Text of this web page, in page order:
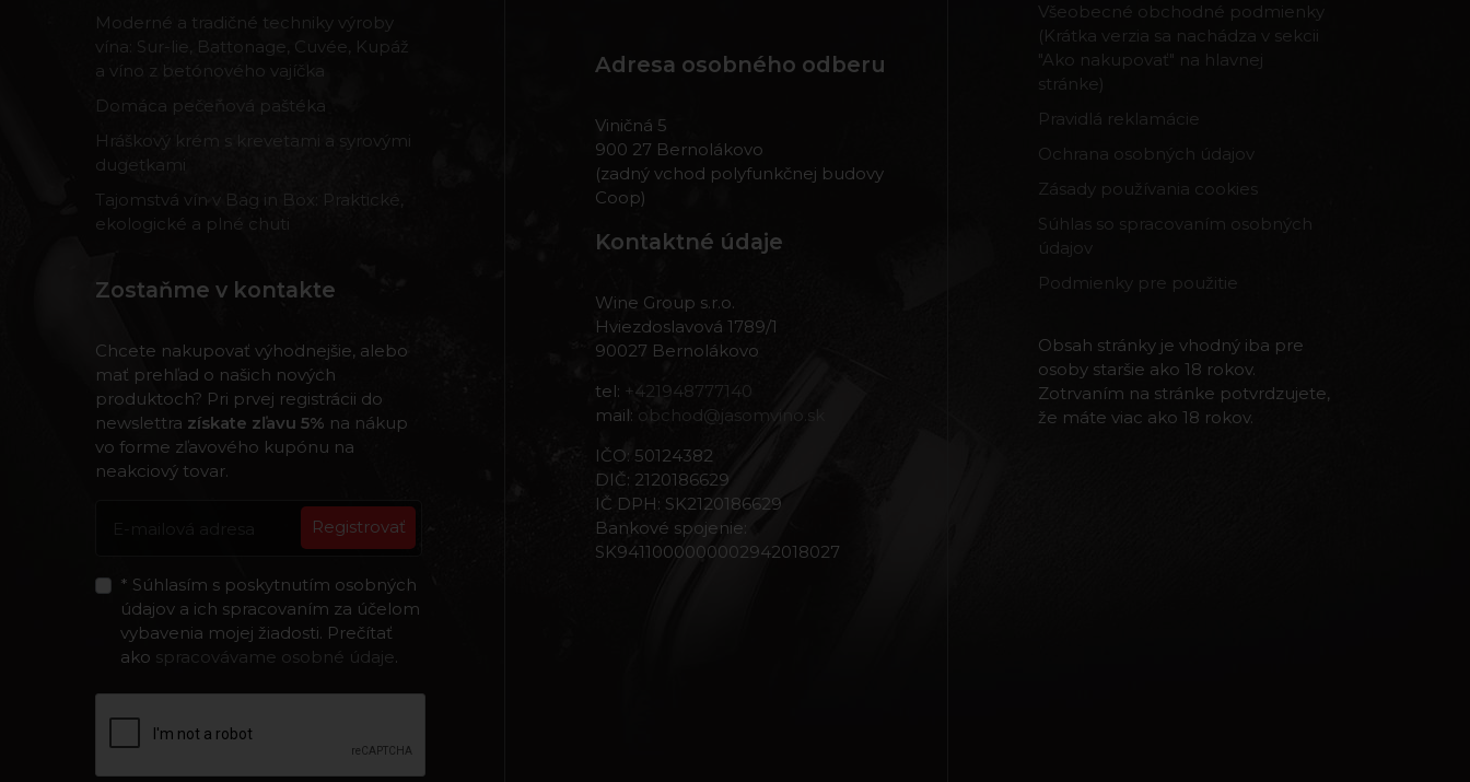
Moderné a tradičné techniky výroby
vína: Sur-lie, Battonage, Cuvée, Kupáž
a víno z betónového vajíčka
Domáca pečeňová paštéka
Hráškový krém s krevetami a syrovými
dugetkami
Tajomstvá vín v Bag in Box: Praktické,
ekologické a plné chuti
Zostaňme v kontakte
Chcete nakupovať výhodnejšie, alebo
mať prehľad o našich nových
produktoch? Pri prvej registrácii do
newslettra získate zľavu 5% na nákup
vo forme zľavového kupónu na
neakciový tovar.
Registrovať
* Súhlasím s poskytnutím osobných
údajov a ich spracovaním za účelom
vybavenia mojej žiadosti. Prečítať
ako spracovávame osobné údaje.
Adresa osobného odberu
Viničná 5
900 27 Bernolákovo
(zadný vchod polyfunkčnej budovy
Coop)
Kontaktné údaje
Wine Group s.r.o.
Hviezdoslavová 1789/1
90027 Bernolákovo
tel: +421948777140
mail: obchod@jasomvino.sk
IČO: 50124382
DIČ: 2120186629
IČ DPH: SK2120186629
Bankové spojenie:
SK9411000000002942018027
Všeobecné obchodné podmienky
(Krátka verzia sa nachádza v sekcii
"Ako nakupovať" na hlavnej
stránke)
Pravidlá reklamácie
Ochrana osobných údajov
Zásady používania cookies
Súhlas so spracovaním osobných
údajov
Podmienky pre použitie
Obsah stránky je vhodný iba pre
osoby staršie ako 18 rokov.
Zotrvaním na stránke potvrdzujete,
že máte viac ako 18 rokov.